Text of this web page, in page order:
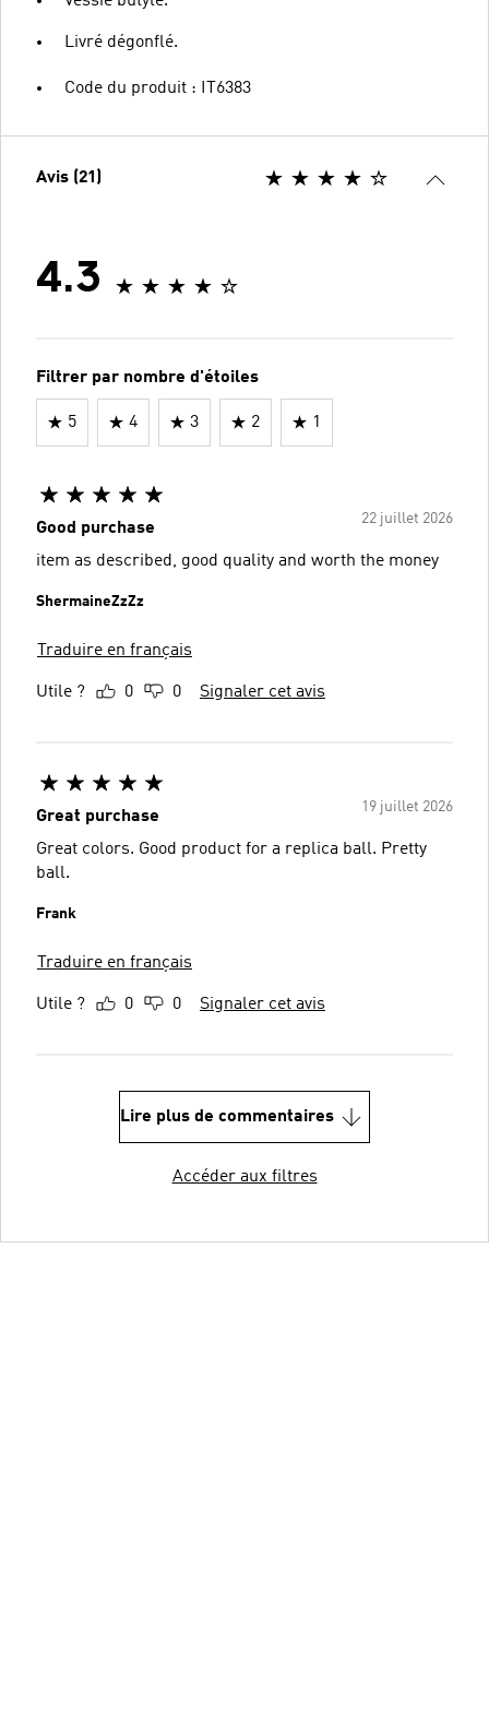
Livré dégonflé.
Code du produit : IT6383
Avis (21)
4.3
Filtrer par nombre d'étoiles
5 4 3 2 1
22 juillet 2026
Good purchase
item as described, good quality and worth the money
ShermaineZzZz
Traduire en français
Utile ? 0 0 Signaler cet avis
19 juillet 2026
Great purchase
Great colors. Good product for a replica ball. Pretty
ball.
Frank
Traduire en français
Utile ? 0 0 Signaler cet avis
Lire plus de commentaires
Accéder aux filtres